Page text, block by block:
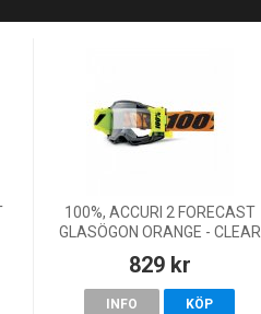
100%, ACCURI 2 FORECAST
GLASÖGON ORANGE - CLEAR
829 kr
INFO KÖP